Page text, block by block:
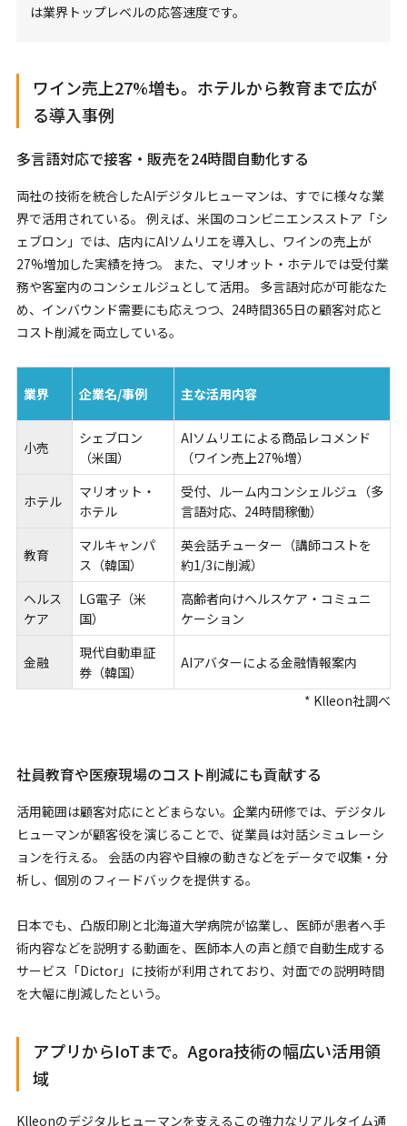
は業界トップレベルの応答速度です。
ワイン売上27%増も。ホテルから教育まで広が
る導入事例
多言語対応で接客・販売を24時間自動化する
両社の技術を統合したAIデジタルヒューマンは、すでに様々な業
界で活用されている。 例えば、米国のコンビニエンスストア「シ
ェブロン」では、店内にAIソムリエを導入し、ワインの売上が
27%増加した実績を持つ。 また、マリオット・ホテルでは受付業
務や客室内のコンシェルジュとして活用。 多言語対応が可能なた
め、インバウンド需要にも応えつつ、24時間365日の顧客対応と
コスト削減を両立している。
業界 企業名/事例 主な活用内容
小売
シェブロン
（米国）
AIソムリエによる商品レコメンド
（ワイン売上27%増）
ホテル
マリオット・
ホテル
受付、ルーム内コンシェルジュ（多
言語対応、24時間稼働）
教育
マルキャンパ
ス（韓国）
英会話チューター（講師コストを
約1/3に削減）
ヘルス
ケア
LG電子（米
国）
高齢者向けヘルスケア・コミュニ
ケーション
金融
現代自動車証
券（韓国）
AIアバターによる金融情報案内
* Klleon社調べ
社員教育や医療現場のコスト削減にも貢献する
活用範囲は顧客対応にとどまらない。企業内研修では、デジタル
ヒューマンが顧客役を演じることで、従業員は対話シミュレーシ
ョンを行える。 会話の内容や目線の動きなどをデータで収集・分
析し、個別のフィードバックを提供する。
日本でも、凸版印刷と北海道大学病院が協業し、医師が患者へ手
術内容などを説明する動画を、医師本人の声と顔で自動生成する
サービス「Dictor」に技術が利用されており、対面での説明時間
を大幅に削減したという。
アプリからIoTまで。Agora技術の幅広い活用領
域
Klleonのデジタルヒューマンを支えるこの強力なリアルタイム通